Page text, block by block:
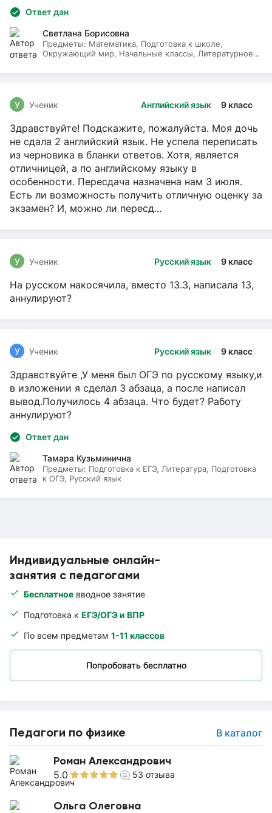
Индивидуальные онлайн-
занятия с педагогами
Бесплатное вводное занятие
Подготовка к ЕГЭ/ОГЭ и ВПР
По всем предметам 1-11 классов
Попробовать бесплатно
Педагоги по физике В каталог
Роман Александрович
5.0 53 отзыва
Ольга Олеговна
Ответ дан
Светлана Борисовна
Предметы: Математика, Подготовка к школе,
Окружающий мир, Начальные классы, Литературное
Английский язык 9 класс
У Ученик
Здравствуйте! Подскажите, пожалуйста. Моя дочь
не сдала 2 английский язык. Не успела переписать
из черновика в бланки ответов. Хотя, является
отличницей, а по английскому языку в
особенности. Пересдача назначена нам 3 июля.
Есть ли возможность получить отличную оценку за
экзамен? И, можно ли пересд...
Русский язык 9 класс
У Ученик
На русском накосячила, вместо 13.3, написала 13,
аннулируют?
Русский язык 9 класс
У Ученик
Здравствуйте ,У меня был ОГЭ по русскому языку,и
в изложении я сделал 3 абзаца, а после написал
вывод.Получилось 4 абзаца. Что будет? Работу
аннулируют?
Ответ дан
Тамара Кузьминична
Предметы: Подготовка к ЕГЭ, Литература, Подготовка
к ОГЭ, Русский язык